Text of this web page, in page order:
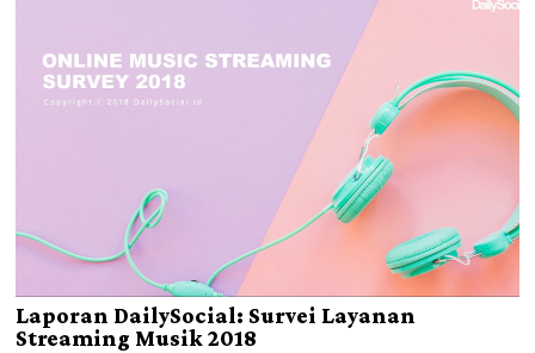
Laporan DailySocial: Survei Layanan
Streaming Musik 2018